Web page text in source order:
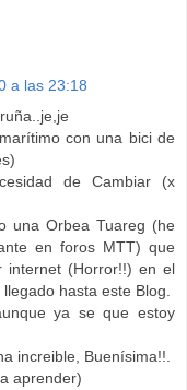
a las 23:18
con una bici de
de Cambiar (x
una Orbea Tuareg (he
en foros MTT) que
(Horror!!) en el
hasta este Blog.
ya se que estoy
increible, Buenísima!!.
aprender)